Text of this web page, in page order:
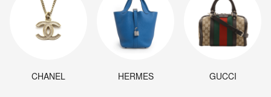
CHANEL HERMES GUCCI